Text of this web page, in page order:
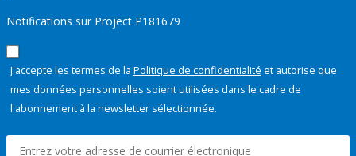
Notifications sur Project P181679
J'accepte les termes de la Politique de confidentialité et autorise que
mes données personnelles soient utilisées dans le cadre de
l'abonnement à la newsletter sélectionnée.